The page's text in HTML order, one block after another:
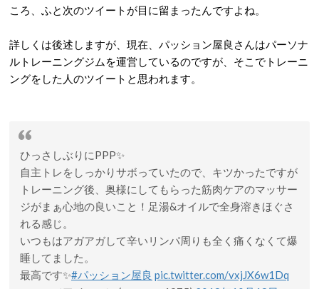
ころ、ふと次のツイートが目に留まったんですよね。
詳しくは後述しますが、現在、パッション屋良さんはパーソナ
ルトレーニングジムを運営しているのですが、そこでトレーニ
ングをした人のツイートと思われます。
ひっさしぶりにPPP✨
自主トレをしっかりサボっていたので、キツかったですが
トレーニング後、奥様にしてもらった筋肉ケアのマッサー
ジがまぁ心地の良いこと！足湯&オイルで全身溶きほぐさ
れる感じ。
いつもはアガアガして辛いリンパ周りも全く痛くなくて爆
睡してました。
最高です✨#パッション屋良 pic.twitter.com/vxjJX6w1Dq